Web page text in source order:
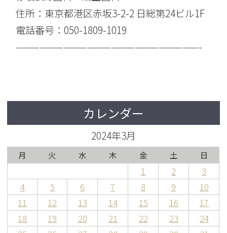
住所：東京都港区赤坂3-2-2 日総第24ビル1F
電話番号：050-1809-1019
———————————————————————-
カレンダー
2024年3月
月 火 水 木 金 土 日
1 2
3
4
5 6 7 8 9
10
11
12 13 14 15 16
17
18
19 20 21 22 23
24